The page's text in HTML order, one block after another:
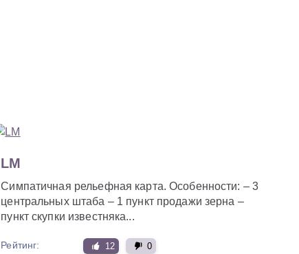
LM
Симпатичная рельефная карта. Особенности: – 3
центральных штаба – 1 пункт продажи зерна –
пункт скупки известняка...
Рейтинг: 12 0